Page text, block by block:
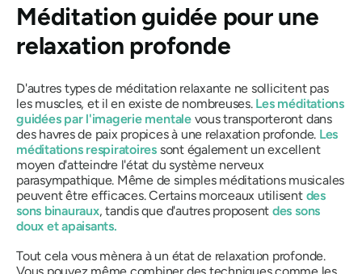
Méditation guidée pour une
relaxation profonde
D'autres types de méditation relaxante ne sollicitent pas
les muscles, et il en existe de nombreuses. Les méditations
guidées par l'imagerie mentalevous transporteront dans
des havres de paix propices à une relaxation profonde. Les
méditations respiratoires sont également un excellent
moyen d'atteindre l'état du système nerveux
parasympathique. Même de simples méditations musicales
peuvent être efficaces. Certains morceaux utilisent des
sons binauraux, tandis que d'autres proposent des sons
doux et apaisants.
Tout cela vous mènera à un état de relaxation profonde.